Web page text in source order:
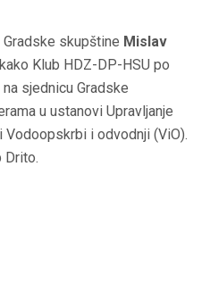
skupštine Mislav
Klub HDZ-DP-HSU po
sjednicu Gradske
u ustanovi Upravljanje
i odvodnji (ViO).
Drito.